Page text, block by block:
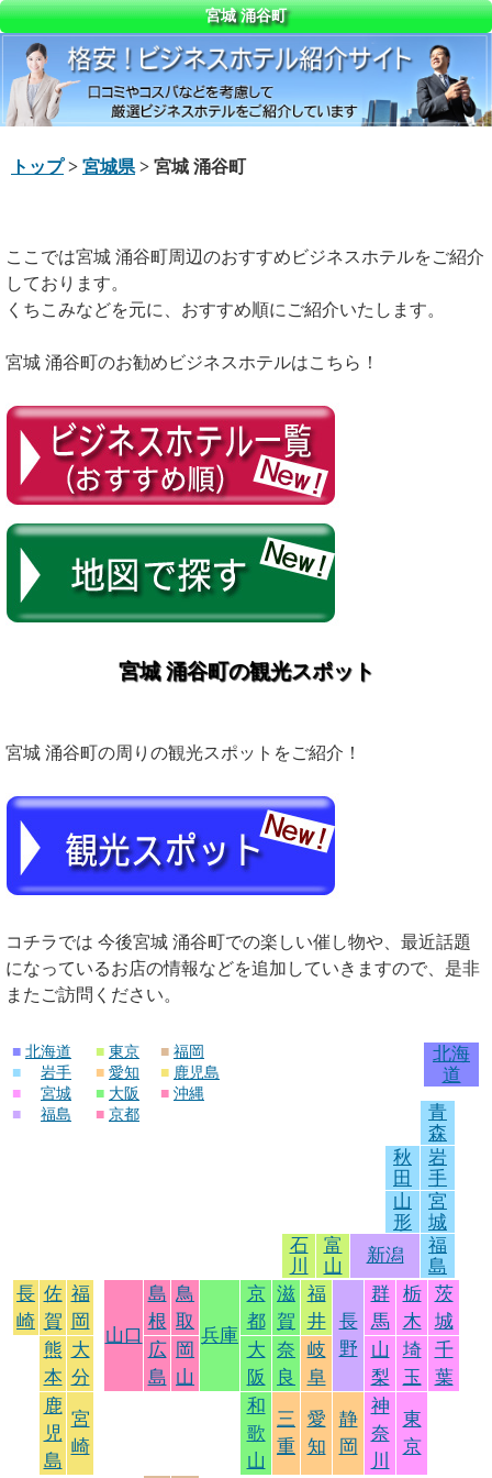
宮城 涌谷町
トップ> 宮城県 > 宮城 涌谷町
ここでは宮城 涌谷町周辺のおすすめビジネスホテルをご紹介
しております。
くちこみなどを元に、おすすめ順にご紹介いたします。
宮城 涌谷町のお勧めビジネスホテルはこちら！
宮城 涌谷町の観光スポット
宮城 涌谷町の周りの観光スポットをご紹介！
コチラでは 今後宮城 涌谷町での楽しい催し物や、最近話題
になっているお店の情報などを追加していきますので、是非
またご訪問ください。
■ 北海道
■
岩手
■
宮城
■
福島
■ 東京
■ 愛知
■ 大阪
■ 京都
■ 福岡
■ 鹿児島
■ 沖縄
北海
道
青
森
秋
田
岩
手
山
形
宮
城
石
川
富
山
新潟
福
島
長
崎
佐
賀
福
岡
山口
島
根
鳥
取
兵庫
京
都
滋
賀
福
井
長
野
群
馬
栃
木
茨
城
熊
本
大
分
広
島
岡
山
大
阪
奈
良
岐
阜
山
梨
埼
玉
千
葉
鹿
児
島
宮
崎
和
歌
山
三
重
愛
知
静
岡
神
奈
川
東
京